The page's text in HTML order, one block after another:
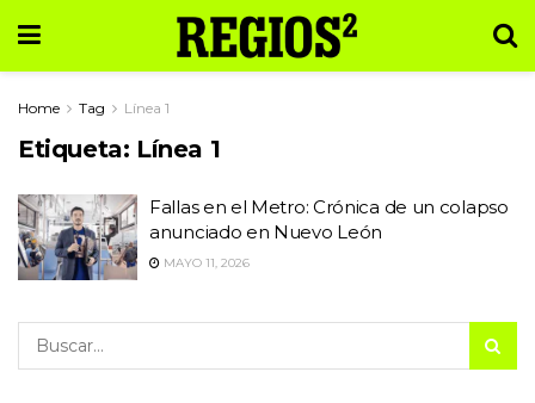
Home Tag Línea 1
Etiqueta: Línea 1
Fallas en el Metro: Crónica de un colapso
anunciado en Nuevo León
MAYO 11, 2026